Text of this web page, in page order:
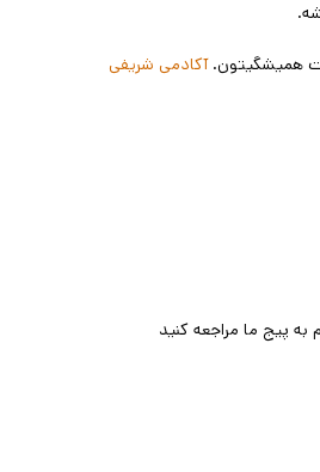
همیشگیتون.آکادمی شریفی
به پیج ما مراجعه کنید